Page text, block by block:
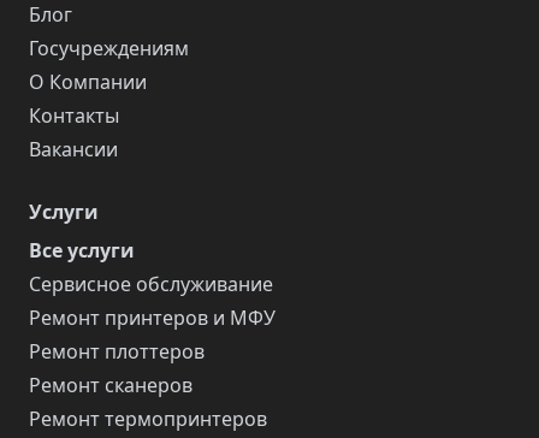
Блог
Госучреждениям
О Компании
Контакты
Вакансии
Услуги
Все услуги
Сервисное обслуживание
Ремонт принтеров и МФУ
Ремонт плоттеров
Ремонт сканеров
Ремонт термопринтеров